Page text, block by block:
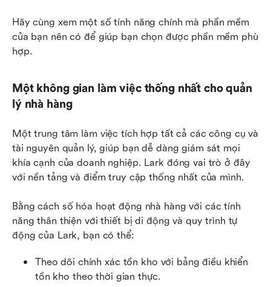
Hãy cùng xem một số tính năng chính mà phần mềm
của bạn nên có để giúp bạn chọn được phần mềm phù
hợp.
Một không gian làm việc thống nhất cho quản
lý nhà hàng
Một trung tâm làm việc tích hợp tất cả các công cụ và
tài nguyên quản lý, giúp bạn dễ dàng giám sát mọi
khía cạnh của doanh nghiệp. Lark đóng vai trò ở đây
với nền tảng và điểm truy cập thống nhất của mình.
Bằng cách số hóa hoạt động nhà hàng với các tính
năng thân thiện với thiết bị di động và quy trình tự
động của Lark, bạn có thể:
Theo dõi chính xác tồn kho với bảng điều khiển
tồn kho theo thời gian thực.